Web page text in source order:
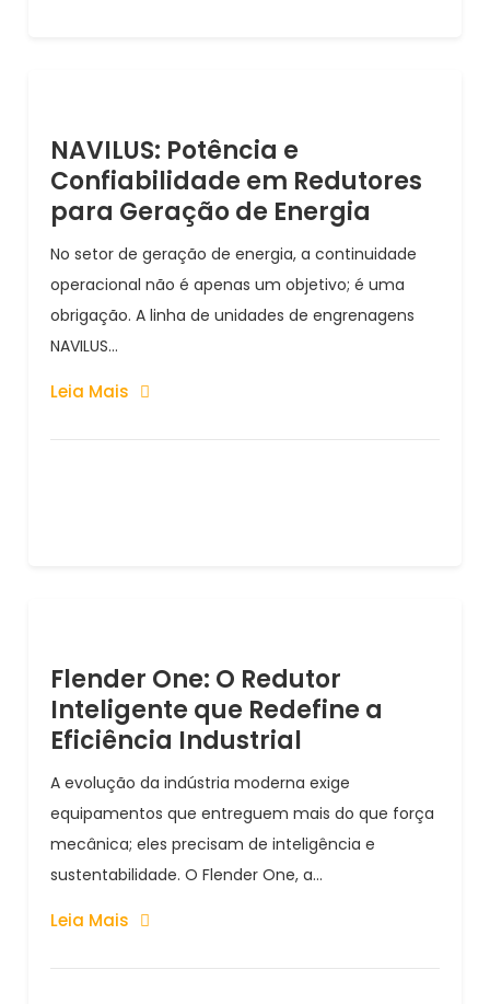
NAVILUS: Potência e
Confiabilidade em Redutores
para Geração de Energia
No setor de geração de energia, a continuidade
operacional não é apenas um objetivo; é uma
obrigação. A linha de unidades de engrenagens
NAVILUS...
Leia Mais
Flender One: O Redutor
Inteligente que Redefine a
Eficiência Industrial
A evolução da indústria moderna exige
equipamentos que entreguem mais do que força
mecânica; eles precisam de inteligência e
sustentabilidade. O Flender One, a...
Leia Mais